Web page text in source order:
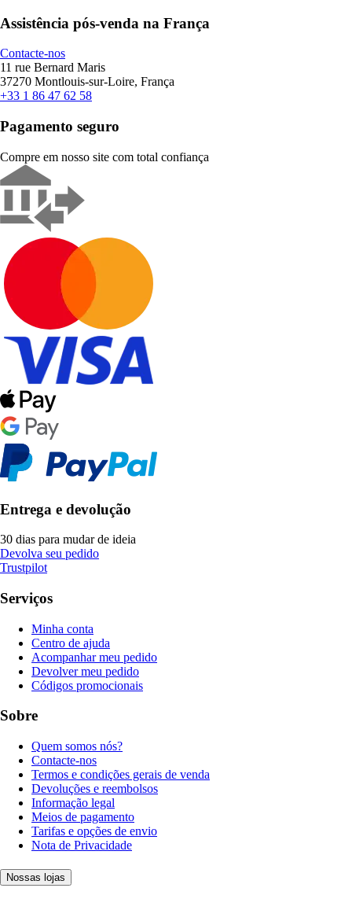
Assistência pós-venda na França
Contacte-nos
11 rue Bernard Maris
37270 Montlouis-sur-Loire, França
+33 1 86 47 62 58
Pagamento seguro
Compre em nosso site com total confiança
Entrega e devolução
30 dias para mudar de ideia
Devolva seu pedido
Trustpilot
Serviços
Minha conta
Centro de ajuda
Acompanhar meu pedido
Devolver meu pedido
Códigos promocionais
Sobre
Quem somos nós?
Contacte-nos
Termos e condições gerais de venda
Devoluções e reembolsos
Informação legal
Meios de pagamento
Tarifas e opções de envio
Nota de Privacidade
Nossas lojas